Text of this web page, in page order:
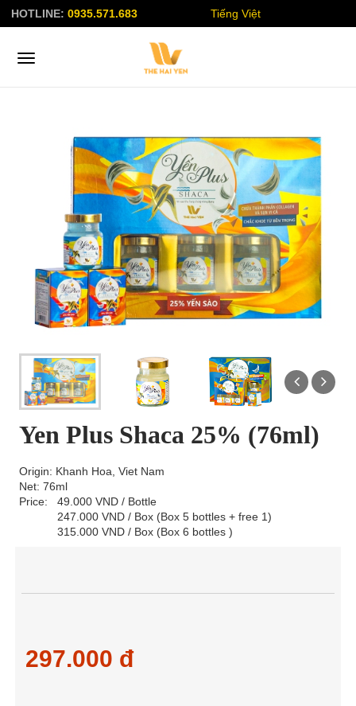
HOTLINE: 0935.571.683 Tiếng Việt
Yen Plus Shaca 25% (76ml)
Origin: Khanh Hoa, Viet Nam
Net: 76ml
Price: 49.000 VND / Bottle
247.000 VND / Box (Box 5 bottles + free 1)
315.000 VND / Box (Box 6 bottles )
297.000 đ